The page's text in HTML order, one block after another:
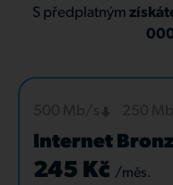
S předplatným
Internet
245 Kč /měs.